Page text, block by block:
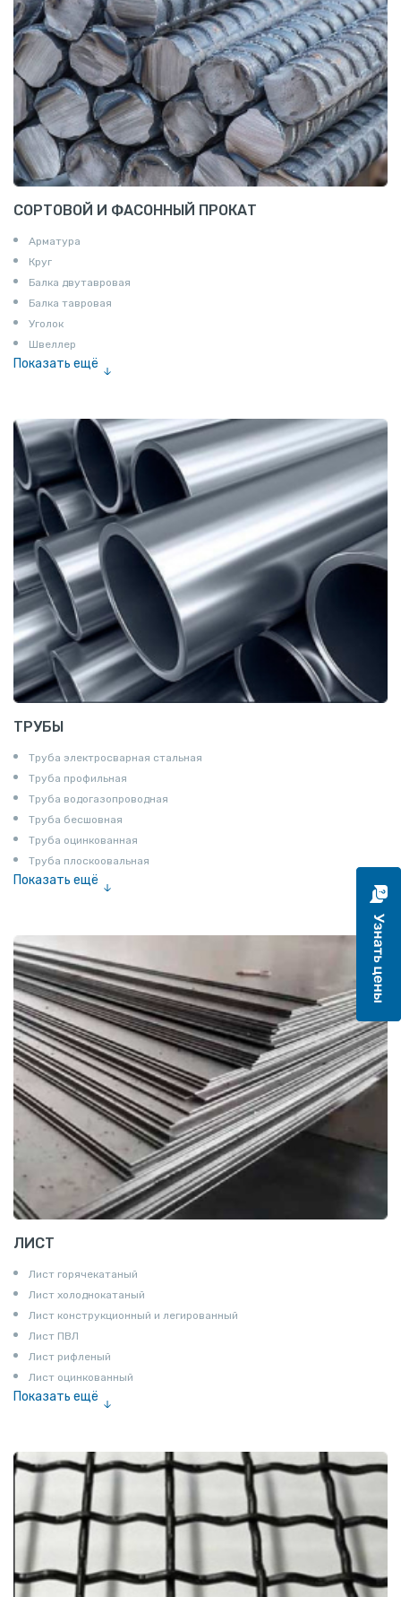
СОРТОВОЙ И ФАСОННЫЙ ПРОКАТ
Арматура
Круг
Балка двутавровая
Балка тавровая
Уголок
Швеллер
Показать ещё
Катанка
Шестигранник
Полособульб
Полукруг
Шпунт Ларсена
ТРУБЫ
Труба электросварная стальная
Труба профильная
Труба водогазопроводная
Труба бесшовная
Труба оцинкованная
Труба плоскоовальная
Показать ещё
ЛИСТ
Лист горячекатаный
Лист холоднокатаный
Лист конструкционный и легированный
Лист ПВЛ
Лист рифленый
Лист оцинкованный
Показать ещё